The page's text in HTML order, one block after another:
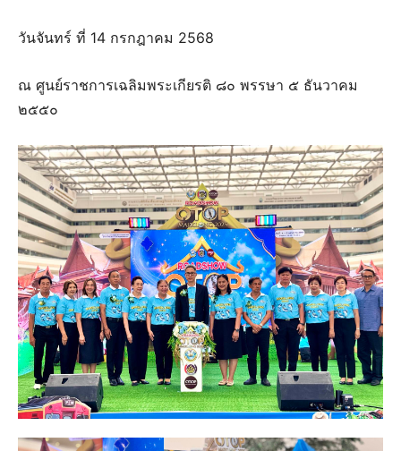
วันจันทร์ ที่ 14 กรกฎาคม 2568
ณ ศูนย์ราชการเฉลิมพระเกียรติ ๘๐ พรรษา ๕ ธันวาคม
๒๕๕๐